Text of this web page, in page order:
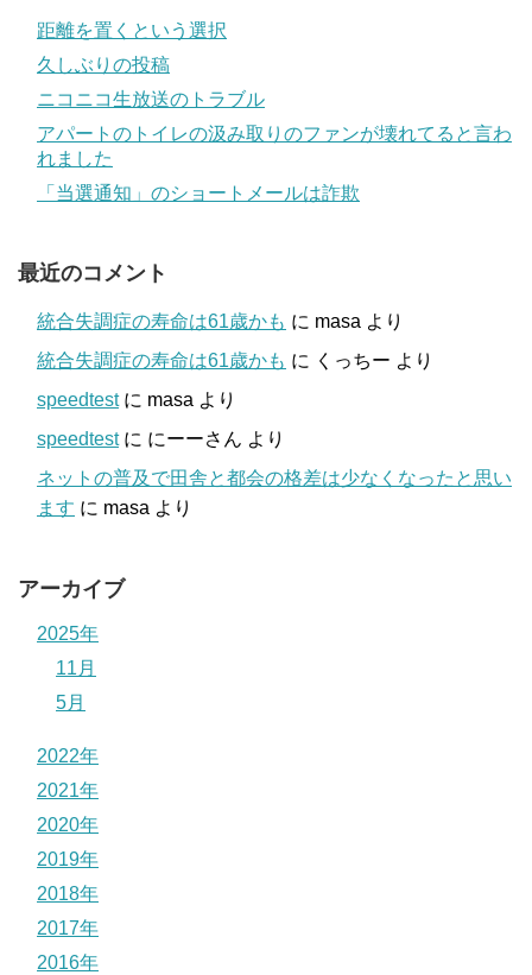
距離を置くという選択
久しぶりの投稿
ニコニコ生放送のトラブル
アパートのトイレの汲み取りのファンが壊れてると言わ
れました
「当選通知」のショートメールは詐欺
最近のコメント
統合失調症の寿命は61歳かも に masa より
統合失調症の寿命は61歳かも に くっちー より
speedtestに masa より
speedtestに にーーさん より
ネットの普及で田舎と都会の格差は少なくなったと思い
ます に masa より
アーカイブ
2025年
11月
5月
2022年
2021年
2020年
2019年
2018年
2017年
2016年